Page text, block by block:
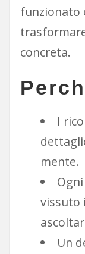
funzionato
concreta.
I
mente.
vissuto
Un